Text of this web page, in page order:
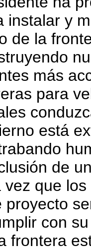
instalar y
de la
más
para
está
de
vez que
proyecto
con
frontera